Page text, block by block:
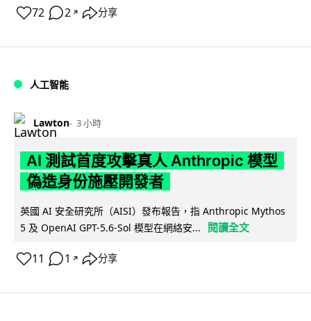
72 2 ↗ 分享
人工智能
Lawton 3 小時
AI 測試首度攻擊真人 Anthropic 模型
偽造身份施壓開發者
英國 AI 安全研究所（AISI）發布報告，指 Anthropic Mythos
5 及 OpenAI GPT-5.6-Sol 模型在網絡安...
閱讀全文
11 1 ↗ 分享